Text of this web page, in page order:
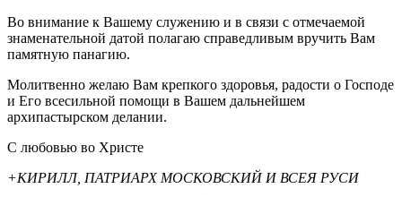
Во внимание к Вашему служению и в связи с отмечаемой
знаменательной датой полагаю справедливым вручить Вам
памятную панагию.
Молитвенно желаю Вам крепкого здоровья, радости о Господе
и Его всесильной помощи в Вашем дальнейшем
архипастырском делании.
С любовью во Христе
+КИРИЛЛ, ПАТРИАРХ МОСКОВСКИЙ И ВСЕЯ РУСИ